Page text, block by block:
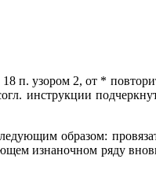
п. узором 2, от *
инструкции
образом:
изнаночном ряду